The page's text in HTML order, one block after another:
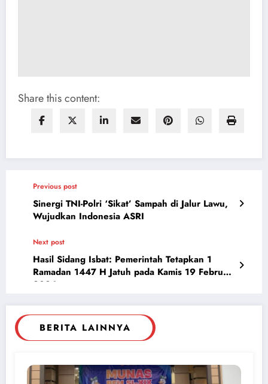
Share this content:
Previous post
Sinergi TNI-Polri ‘Sikat’ Sampah di Jalur Lawu,
Wujudkan Indonesia ASRI
Next post
Hasil Sidang Isbat: Pemerintah Tetapkan 1
Ramadan 1447 H Jatuh pada Kamis 19 Februari
2026
BERITA LAINNYA